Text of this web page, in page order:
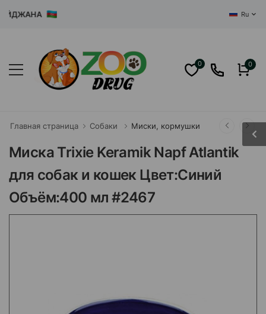
Ru
0 0
Главная страница Собаки Миски, кормушки
Миска Trixie Keramik Napf Atlantik
для собак и кошек Цвет:Синий
Объём:400 мл #2467